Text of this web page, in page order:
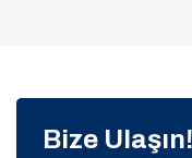
Bize Ulaşın!